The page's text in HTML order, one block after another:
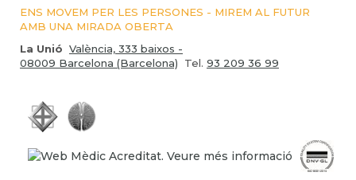
ENS MOVEM PER LES PERSONES - MIREM AL FUTUR
AMB UNA MIRADA OBERTA
La Unió València, 333 baixos -
08009 Barcelona (Barcelona) Tel. 93 209 36 99